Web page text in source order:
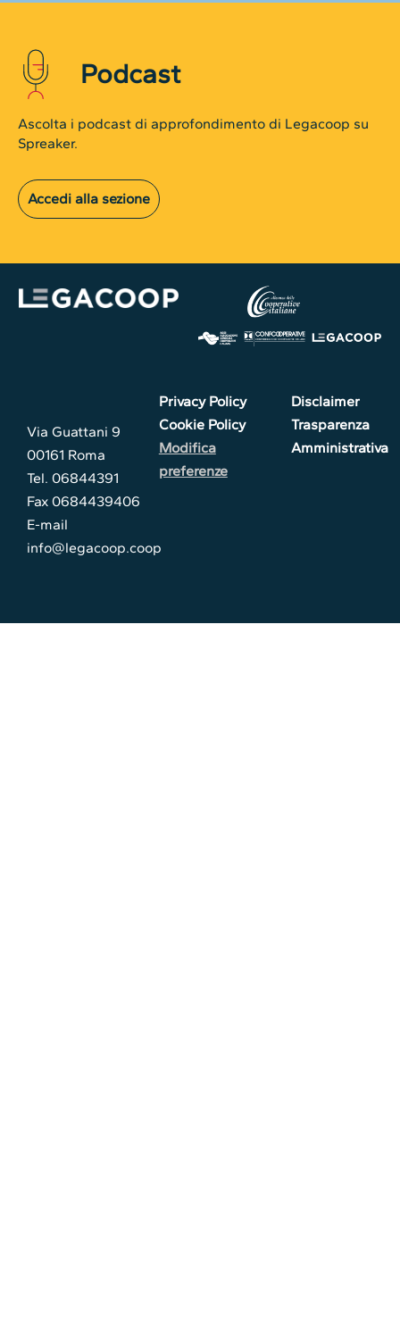
Podcast
Ascolta i podcast di approfondimento di Legacoop su
Spreaker.
Accedi alla sezione
Via Guattani 9
00161 Roma
Tel. 06844391
Fax 0684439406
E-mail
info@legacoop.coop
Privacy Policy
Cookie Policy
Modifica
preferenze
Disclaimer
Trasparenza
Amministrativa